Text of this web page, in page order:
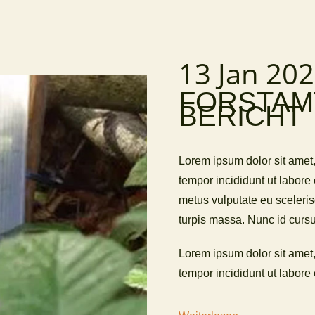
13 Jan
BERICHT
Lorem ipsum dolor sit
tempor incididunt ut
metus vulputate eu
turpis massa. Nunc id
Lorem ipsum dolor sit
tempor incididunt ut